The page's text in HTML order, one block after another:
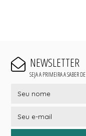
NEWSLETTER
SEJA A PRIMEIRA A SABER